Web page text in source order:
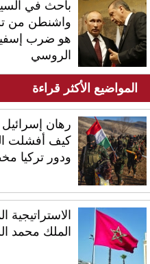
باحث في
واشنطن من
هو ضرب
الروسي
المواضيع الأكثر قراءة
رهان
كيف أفشلت
ودور تركيا
الاستراتيجية
الملك محمد